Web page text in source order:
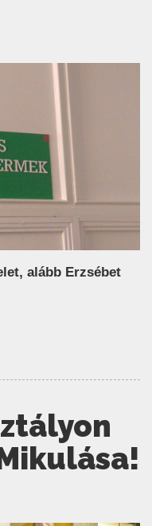
alább Erzsébet